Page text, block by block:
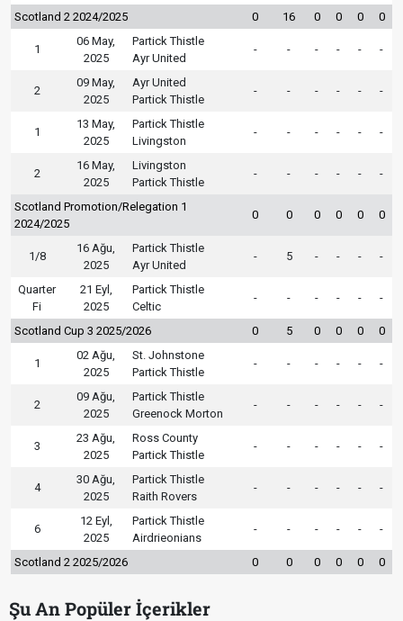
Scotland 2 2024/2025 0 16 0 0 0 0
1
06 May,
2025
Partick Thistle
Ayr United
- - - - - -
2
09 May,
2025
Ayr United
Partick Thistle
- - - - - -
1
13 May,
2025
Partick Thistle
Livingston
- - - - - -
2
16 May,
2025
Livingston
Partick Thistle
- - - - - -
Scotland Promotion/Relegation 1
2024/2025
0 0 0 0 0 0
1/8
16 Ağu,
2025
Partick Thistle
Ayr United
- 5 - - - -
Quarter
Fi
21 Eyl,
2025
Partick Thistle
Celtic
- - - - - -
Scotland Cup 3 2025/2026 0 5 0 0 0 0
1
02 Ağu,
2025
St. Johnstone
Partick Thistle
- - - - - -
2
09 Ağu,
2025
Partick Thistle
Greenock Morton
- - - - - -
3
23 Ağu,
2025
Ross County
Partick Thistle
- - - - - -
4
30 Ağu,
2025
Partick Thistle
Raith Rovers
- - - - - -
6
12 Eyl,
2025
Partick Thistle
Airdrieonians
- - - - - -
Scotland 2 2025/2026 0 0 0 0 0 0
Şu An Popüler İçerikler